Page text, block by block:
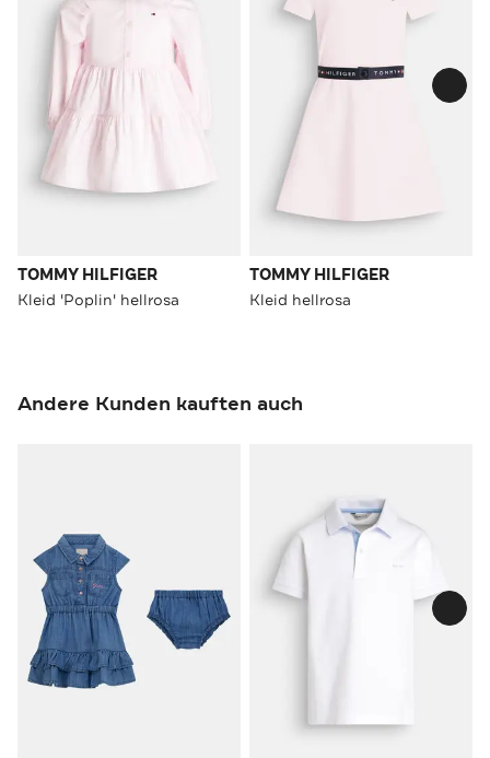
TOMMY HILFIGER
Kleid 'Poplin' hellrosa
TOMMY HILFIGER
Kleid hellrosa
Andere Kunden kauften auch